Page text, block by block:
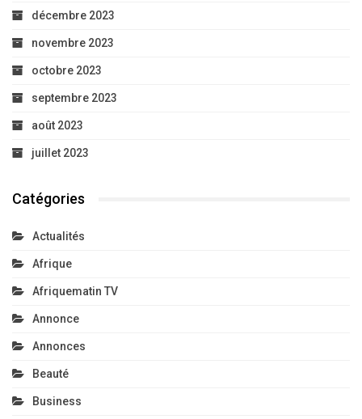
décembre 2023
novembre 2023
octobre 2023
septembre 2023
août 2023
juillet 2023
Catégories
Actualités
Afrique
Afriquematin TV
Annonce
Annonces
Beauté
Business